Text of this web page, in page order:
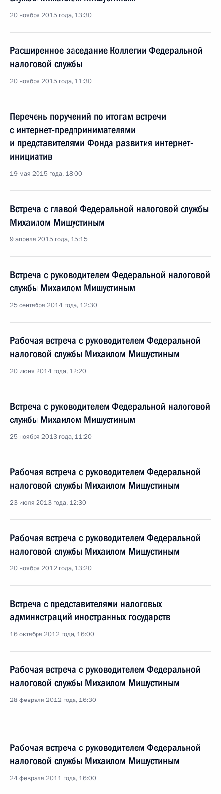
20 ноября 2015 года, 13:30
Расширенное заседание Коллегии Федеральной
налоговой службы
20 ноября 2015 года, 11:30
Перечень поручений по итогам встречи
с интернет-предпринимателями
и представителями Фонда развития интернет-
инициатив
19 мая 2015 года, 18:00
Встреча с главой Федеральной налоговой службы
Михаилом Мишустиным
9 апреля 2015 года, 15:15
Встреча с руководителем Федеральной налоговой
службы Михаилом Мишустиным
25 сентября 2014 года, 12:30
Рабочая встреча с руководителем Федеральной
налоговой службы Михаилом Мишустиным
20 июня 2014 года, 12:20
Встреча с руководителем Федеральной налоговой
службы Михаилом Мишустиным
25 ноября 2013 года, 11:20
Рабочая встреча с руководителем Федеральной
налоговой службы Михаилом Мишустиным
23 июля 2013 года, 12:30
Рабочая встреча с руководителем Федеральной
налоговой службы Михаилом Мишустиным
20 ноября 2012 года, 13:20
Встреча с представителями налоговых
администраций иностранных государств
16 октября 2012 года, 16:00
Рабочая встреча с руководителем Федеральной
налоговой службы Михаилом Мишустиным
28 февраля 2012 года, 16:30
Рабочая встреча с руководителем Федеральной
налоговой службы Михаилом Мишустиным
24 февраля 2011 года, 16:00